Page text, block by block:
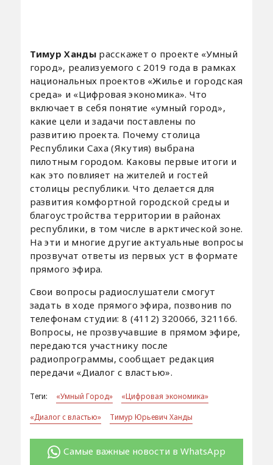
Тимур Хандырасскажет о проекте «Умный
город», реализуемого c 2019 года в рамках
национальных проектов «Жилье и городская
среда» и «Цифровая экономика». Что
включает в себя понятие «умный город»,
какие цели и задачи поставлены по
развитию проекта. Почему столица
Республики Саха (Якутия) выбрана
пилотным городом. Каковы первые итоги и
как это повлияет на жителей и гостей
столицы республики. Что делается для
развития комфортной городской среды и
благоустройства территории в районах
республики, в том числе в арктической зоне.
На эти и многие другие актуальные вопросы
прозвучат ответы из первых уст в формате
прямого эфира.
Свои вопросы радиослушатели смогут
задать в ходе прямого эфира, позвонив по
телефонам студии: 8 (4112) 320066, 321166.
Вопросы, не прозвучавшие в прямом эфире,
передаются участнику после
радиопрограммы, сообщает редакция
передачи «Диалог с властью».
Теги: «Умный Город»
«Цифровая экономика»
«Диалог с властью»
Тимур Юрьевич Ханды
Самые важные новости в WhatsApp